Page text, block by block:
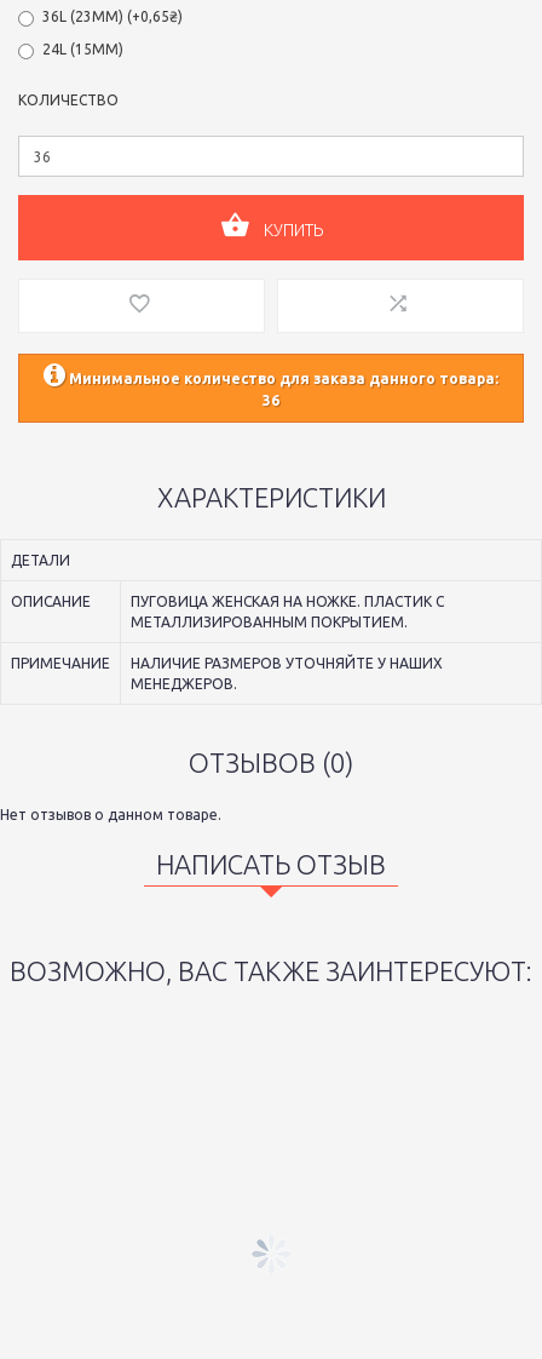
36L (23ММ) (+0,65₴)
24L (15ММ)
КОЛИЧЕСТВО
КУПИТЬ
Минимальное количество для заказа данного товара:
36
ХАРАКТЕРИСТИКИ
ДЕТАЛИ
ОПИСАНИЕ
ПУГОВИЦА ЖЕНСКАЯ НА НОЖКЕ. ПЛАСТИК С
МЕТАЛЛИЗИРОВАННЫМ ПОКРЫТИЕМ.
ПРИМЕЧАНИЕ
НАЛИЧИЕ РАЗМЕРОВ УТОЧНЯЙТЕ У НАШИХ
МЕНЕДЖЕРОВ.
ОТЗЫВОВ (0)
Нет отзывов о данном товаре.
НАПИСАТЬ ОТЗЫВ
ВОЗМОЖНО, ВАС ТАКЖЕ ЗАИНТЕРЕСУЮТ: